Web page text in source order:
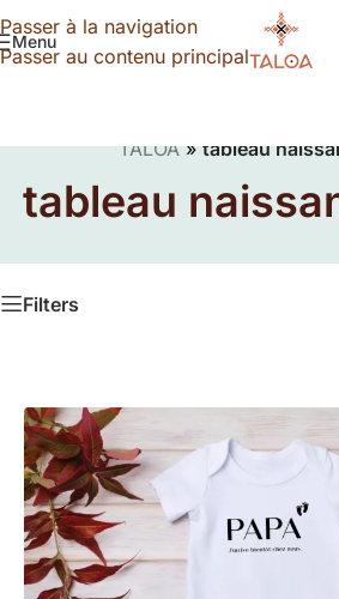
Passer à la navigation
Passer au contenu principal
Menu
TALOA»tableau
tableau
Filters